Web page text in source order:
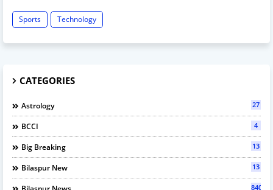
Sports Technology
CATEGORIES
Astrology 27
BCCI 4
Big Breaking 13
Bilaspur New 13
840